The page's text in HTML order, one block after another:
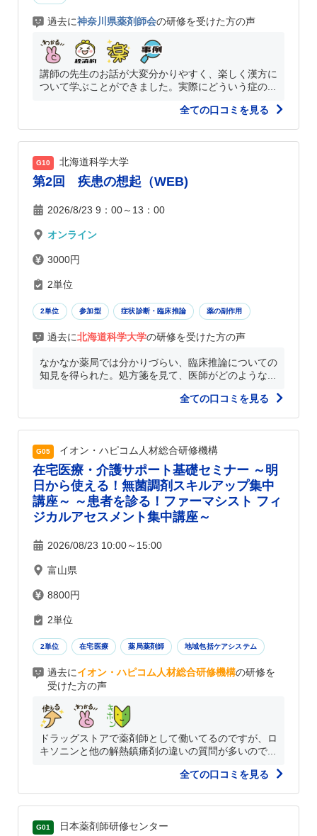
過去に神奈川県薬剤師会の研修を受けた方の声
講師の先生のお話が大変分かりやすく、楽しく漢方に
ついて学ぶことができました。実際にどういう症の...
全ての口コミを見る
G10 北海道科学大学
第2回 疾患の想起（WEB)
2026/8/23 9：00～13：00
オンライン
3000円
2単位
2単位 参加型 症状診断・臨床推論 薬の副作用
過去に北海道科学大学の研修を受けた方の声
なかなか薬局では分かりづらい、臨床推論についての
知見を得られた。処方箋を見て、医師がどのような...
全ての口コミを見る
G05 イオン・ハピコム人材総合研修機構
在宅医療・介護サポート基礎セミナー ～明
日から使える！無菌調剤スキルアップ集中
講座～ ～患者を診る！ファーマシスト フィ
ジカルアセスメント集中講座～
2026/08/23 10:00～15:00
富山県
8800円
2単位
2単位 在宅医療 薬局薬剤師 地域包括ケアシステム
過去にイオン・ハピコム人材総合研修機構の研修を
受けた方の声
ドラッグストアで薬剤師として働いてるのですが、ロ
キソニンと他の解熱鎮痛剤の違いの質問が多いので...
全ての口コミを見る
G01 日本薬剤師研修センター